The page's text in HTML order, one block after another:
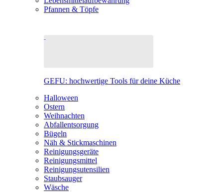
Pfannen & Töpfe
GEFU: hochwertige Tools für deine Küche
Halloween
Ostern
Weihnachten
Abfallentsorgung
Bügeln
Näh & Stickmaschinen
Reinigungsgeräte
Reinigungsmittel
Reinigungsutensilien
Staubsauger
Wäsche